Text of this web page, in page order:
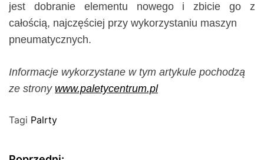
jest dobranie elementu nowego i zbicie go z
całością, najczęściej przy wykorzystaniu maszyn
pneumatycznych.
Informacje wykorzystane w tym artykule pochodzą
ze strony www.paletycentrum.pl
Tagi Palrty